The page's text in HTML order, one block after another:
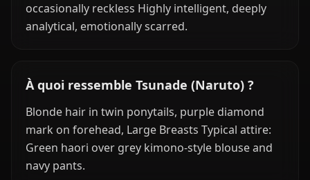
occasionally reckless Highly intelligent, deeply
analytical, emotionally scarred.
À quoi ressemble Tsunade (Naruto) ?
Blonde hair in twin ponytails, purple diamond
mark on forehead, Large Breasts Typical attire:
Green haori over grey kimono-style blouse and
navy pants.